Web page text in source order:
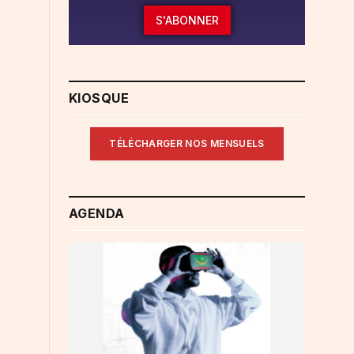
S'ABONNER
KIOSQUE
TÉLÉCHARGER NOS MENSUELS
AGENDA